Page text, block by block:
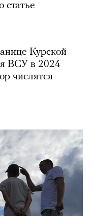
Курской
ВСУ в 2024
числятся